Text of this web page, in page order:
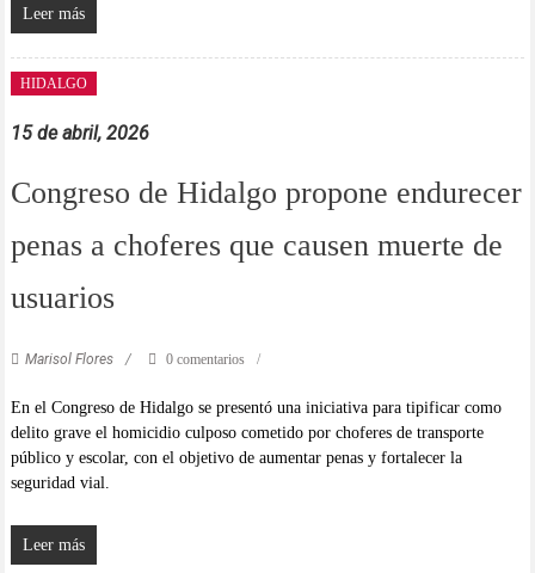
Leer más
HIDALGO
15 de abril, 2026
Congreso de Hidalgo propone endurecer
penas a choferes que causen muerte de
usuarios
Marisol Flores 0 comentarios
En el Congreso de Hidalgo se presentó una iniciativa para tipificar como
delito grave el homicidio culposo cometido por choferes de transporte
público y escolar, con el objetivo de aumentar penas y fortalecer la
seguridad vial.
Leer más